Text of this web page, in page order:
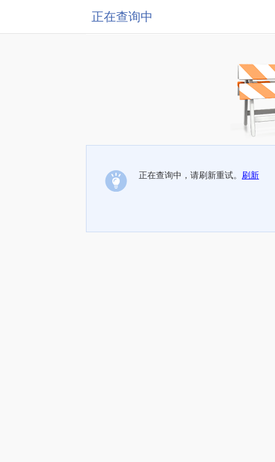
正在查询中
正在查询中，请刷新重试。 刷新